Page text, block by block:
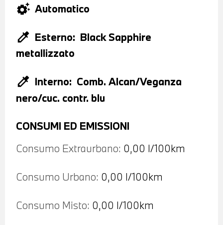
settings_suggest Automatico
colorize Esterno: Black Sapphire
metallizzato
colorize Interno: Comb. Alcan/Veganza
nero/cuc. contr. blu
CONSUMI ED EMISSIONI
Consumo Extraurbano: 0,00 l/100km
Consumo Urbano: 0,00 l/100km
Consumo Misto: 0,00 l/100km